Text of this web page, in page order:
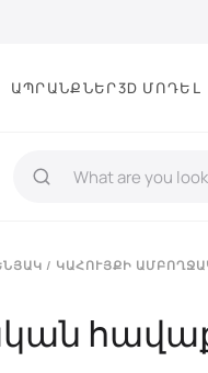
ԱՊՐԱՆՔՆԵՐ3D ՄՈԴԵԼ
/ ԿԱՀՈՒՅՔԻ